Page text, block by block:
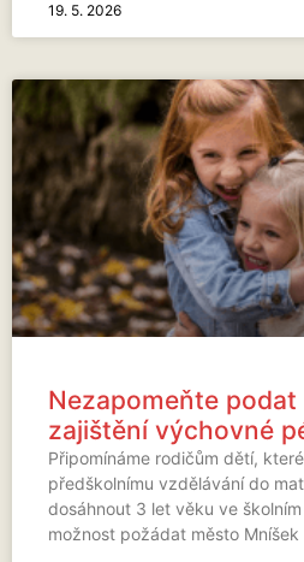
19. 5. 2026
Nezapomeňte
zajištění výchovné
Připomínáme rodičům dětí,
předškolnímu vzdělávání do
dosáhnout 3 let věku ve
možnost požádat město Mníšek